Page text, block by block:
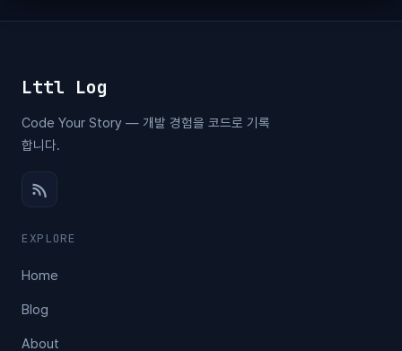
Lttl Log
Code Your Story — 개발 경험을 코드로 기록
합니다.
EXPLORE
Home
Blog
About